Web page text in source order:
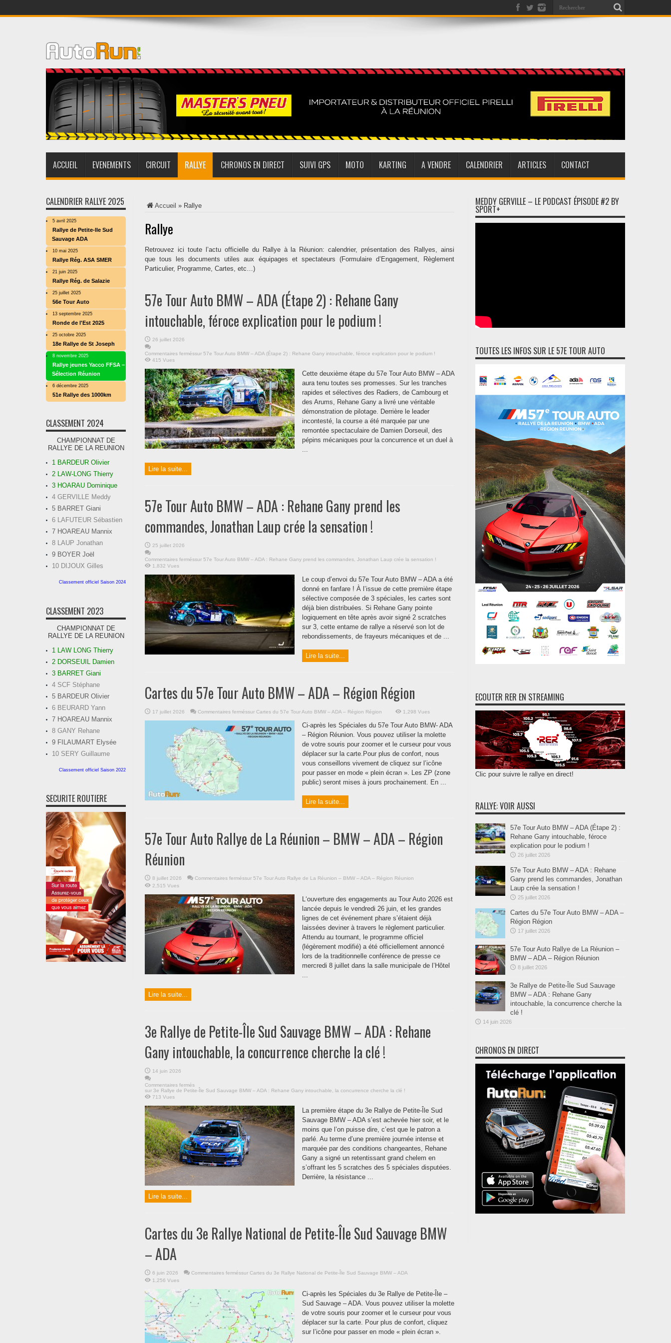
ACCUEIL EVENEMENTS CIRCUIT RALLYE CHRONOS EN DIRECT SUIVI GPS MOTO KARTING A VENDRE CALENDRIER ARTICLES CONTACT
Accueil » Rallye
Rallye
Retrouvez ici toute l’actu officielle du Rallye à la Réunion: calendrier, présentation des Rallyes, ainsi
que tous les documents utiles aux équipages et spectateurs (Formulaire d’Engagement, Règlement
Particulier, Programme, Cartes, etc…)
57e Tour Auto BMW – ADA (Étape 2) : Rehane Gany
intouchable, féroce explication pour le podium !
26 juillet 2026
Commentaires ferméssur 57e Tour Auto BMW – ADA (Étape 2) : Rehane Gany intouchable, féroce explication pour le podium !
415 Vues
Cette deuxième étape du 57e Tour Auto BMW – ADA
aura tenu toutes ses promesses. Sur les tranches
rapides et sélectives des Radiers, de Cambourg et
des Arums, Rehane Gany a livré une véritable
démonstration de pilotage. Derrière le leader
incontesté, la course a été marquée par une
remontée spectaculaire de Damien Dorseuil, des
pépins mécaniques pour la concurrence et un duel à
...
Lire la suite...
57e Tour Auto BMW – ADA : Rehane Gany prend les
commandes, Jonathan Laup crée la sensation !
25 juillet 2026
Commentaires ferméssur 57e Tour Auto BMW – ADA : Rehane Gany prend les commandes, Jonathan Laup crée la sensation !
1,832 Vues
Le coup d’envoi du 57e Tour Auto BMW – ADA a été
donné en fanfare ! À l’issue de cette première étape
sélective composée de 3 spéciales, les cartes sont
déjà bien distribuées. Si Rehane Gany pointe
logiquement en tête après avoir signé 2 scratches
sur 3, cette entame de rallye a réservé son lot de
rebondissements, de frayeurs mécaniques et de ...
Lire la suite...
Cartes du 57e Tour Auto BMW – ADA – Région Région
17 juillet 2026 Commentaires ferméssur Cartes du 57e Tour Auto BMW – ADA – Région Région 1,298 Vues
Ci-après les Spéciales du 57e Tour Auto BMW- ADA
– Région Réunion. Vous pouvez utiliser la molette
de votre souris pour zoomer et le curseur pour vous
déplacer sur la carte.Pour plus de confort, nous
vous conseillons vivement de cliquez sur l’icône
pour passer en mode « plein écran ». Les ZP (zone
public) seront mises à jours prochainement. En ...
Lire la suite...
57e Tour Auto Rallye de La Réunion – BMW – ADA – Région
Réunion
8 juillet 2026 Commentaires ferméssur 57e Tour Auto Rallye de La Réunion – BMW – ADA – Région Réunion
2,515 Vues
L‘ouverture des engagements au Tour Auto 2026 est
lancée depuis le vendredi 26 juin, et les grandes
lignes de cet événement phare s’étaient déjà
laissées deviner à travers le règlement particulier.
Attendu au tournant, le programme officiel
(légèrement modifié) a été officiellement annoncé
lors de la traditionnelle conférence de presse ce
mercredi 8 juillet dans la salle municipale de l’Hôtel
...
Lire la suite...
3e Rallye de Petite-Île Sud Sauvage BMW – ADA : Rehane
Gany intouchable, la concurrence cherche la clé !
14 juin 2026
Commentaires fermés
sur 3e Rallye de Petite-Île Sud Sauvage BMW – ADA : Rehane Gany intouchable, la concurrence cherche la clé !
713 Vues
La première étape du 3e Rallye de Petite-Île Sud
Sauvage BMW – ADA s’est achevée hier soir, et le
moins que l’on puisse dire, c’est que le patron a
parlé. Au terme d’une première journée intense et
marquée par des conditions changeantes, Rehane
Gany a signé un retentissant grand chelem en
s’offrant les 5 scratches des 5 spéciales disputées.
Derrière, la résistance ...
Lire la suite...
Cartes du 3e Rallye National de Petite-Île Sud Sauvage BMW
– ADA
6 juin 2026 Commentaires ferméssur Cartes du 3e Rallye National de Petite-Île Sud Sauvage BMW – ADA
1,256 Vues
Ci-après les Spéciales du 3e Rallye de Petite-Île –
Sud Sauvage – ADA. Vous pouvez utiliser la molette
de votre souris pour zoomer et le curseur pour vous
déplacer sur la carte. Pour plus de confort, cliquez
sur l’icône pour passer en mode « plein écran ».
CALENDRIER RALLYE 2025
5 avril 2025
Rallye de Petite-Ile Sud
Sauvage ADA
10 mai 2025
Rallye Rég. ASA SMER
21 juin 2025
Rallye Rég. de Salazie
25 juillet 2025
56e Tour Auto
13 septembre 2025
Ronde de l'Est 2025
25 octobre 2025
18e Rallye de St Joseph
8 novembre 2025
Rallye jeunes Yacco FFSA –
Sélection Réunion
6 décembre 2025
51e Rallye des 1000km
CLASSEMENT 2024
CHAMPIONNAT DE
RALLYE DE LA REUNION
1 BARDEUR Olivier
2 LAW-LONG Thierry
3 HOARAU Dominique
4 GERVILLE Meddy
5 BARRET Giani
6 LAFUTEUR Sébastien
7 HOAREAU Mannix
8 LAUP Jonathan
9 BOYER Joël
10 DIJOUX Gilles
Classement officiel Saison 2024
CLASSEMENT 2023
CHAMPIONNAT DE
RALLYE DE LA REUNION
1 LAW LONG Thierry
2 DORSEUIL Damien
3 BARRET Giani
4 SCF Stéphane
5 BARDEUR Olivier
6 BEURARD Yann
7 HOAREAU Mannix
8 GANY Rehane
9 FILAUMART Elysée
10 SERY Guillaume
Classement officiel Saison 2022
SECURITE ROUTIERE
MEDDY GERVILLE – LE PODCAST ÉPISODE #2 BY
SPORT+
TOUTES LES INFOS SUR LE 57E TOUR AUTO
ECOUTER RER EN STREAMING
Clic pour suivre le rallye en direct!
RALLYE: VOIR AUSSI
57e Tour Auto BMW – ADA (Étape 2) :
Rehane Gany intouchable, féroce
explication pour le podium !
26 juillet 2026
57e Tour Auto BMW – ADA : Rehane
Gany prend les commandes, Jonathan
Laup crée la sensation !
25 juillet 2026
Cartes du 57e Tour Auto BMW – ADA –
Région Région
17 juillet 2026
57e Tour Auto Rallye de La Réunion –
BMW – ADA – Région Réunion
8 juillet 2026
3e Rallye de Petite-Île Sud Sauvage
BMW – ADA : Rehane Gany
intouchable, la concurrence cherche la
clé !
14 juin 2026
CHRONOS EN DIRECT